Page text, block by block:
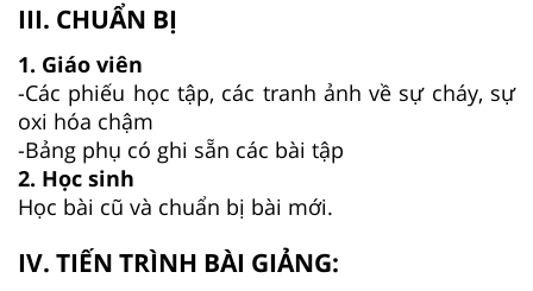
III. CHUẨN BỊ
1. Giáo viên
-Các phiếu học tập, các tranh ảnh về sự cháy, sự
oxi hóa chậm
-Bảng phụ có ghi sẵn các bài tập
2. Học sinh
Học bài cũ và chuẩn bị bài mới.
IV. TIẾN TRÌNH BÀI GIẢNG: